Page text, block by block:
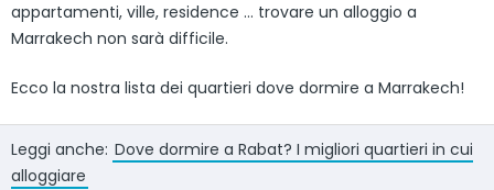
appartamenti, ville, residence … trovare un alloggio a
Marrakech non sarà difficile.
Ecco la nostra lista dei quartieri dove dormire a Marrakech!
Leggi anche: Dove dormire a Rabat? I migliori quartieri in cui
alloggiare